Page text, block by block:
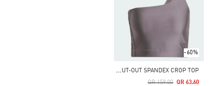
-60%
F
ASHION CUT-OUT SPANDEX CROP TOP
Price Reduced From
QR 159.00
To QR 63.60